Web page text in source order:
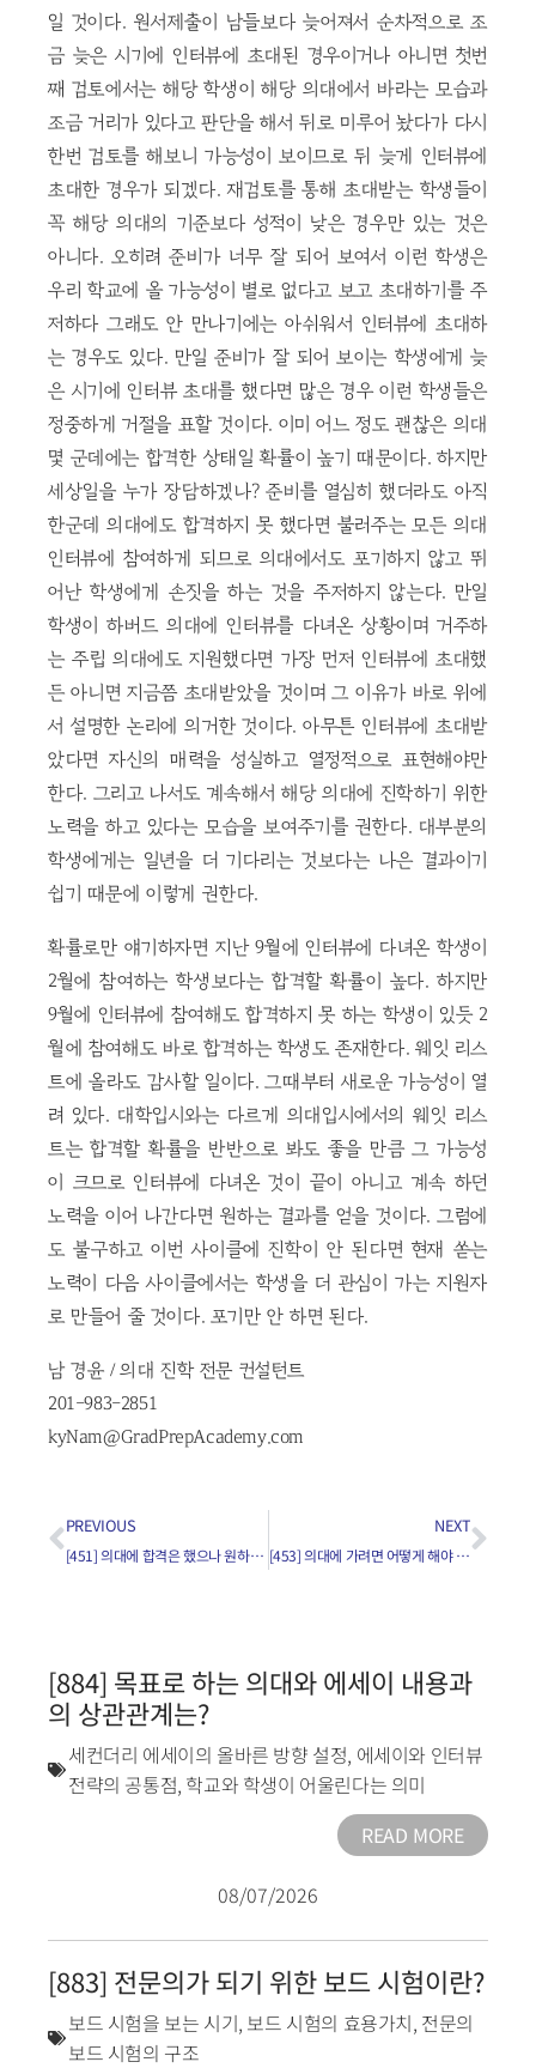
일 것이다. 원서제출이 남들보다 늦어져서 순차적으로 조
금 늦은 시기에 인터뷰에 초대된 경우이거나 아니면 첫번
째 검토에서는 해당 학생이 해당 의대에서 바라는 모습과
조금 거리가 있다고 판단을 해서 뒤로 미루어 놨다가 다시
한번 검토를 해보니 가능성이 보이므로 뒤 늦게 인터뷰에
초대한 경우가 되겠다. 재검토를 통해 초대받는 학생들이
꼭 해당 의대의 기준보다 성적이 낮은 경우만 있는 것은
아니다. 오히려 준비가 너무 잘 되어 보여서 이런 학생은
우리 학교에 올 가능성이 별로 없다고 보고 초대하기를 주
저하다 그래도 안 만나기에는 아쉬워서 인터뷰에 초대하
는 경우도 있다. 만일 준비가 잘 되어 보이는 학생에게 늦
은 시기에 인터뷰 초대를 했다면 많은 경우 이런 학생들은
정중하게 거절을 표할 것이다. 이미 어느 정도 괜찮은 의대
몇 군데에는 합격한 상태일 확률이 높기 때문이다. 하지만
세상일을 누가 장담하겠나? 준비를 열심히 했더라도 아직
한군데 의대에도 합격하지 못 했다면 불러주는 모든 의대
인터뷰에 참여하게 되므로 의대에서도 포기하지 않고 뛰
어난 학생에게 손짓을 하는 것을 주저하지 않는다. 만일
학생이 하버드 의대에 인터뷰를 다녀온 상황이며 거주하
는 주립 의대에도 지원했다면 가장 먼저 인터뷰에 초대했
든 아니면 지금쯤 초대받았을 것이며 그 이유가 바로 위에
서 설명한 논리에 의거한 것이다. 아무튼 인터뷰에 초대받
았다면 자신의 매력을 성실하고 열정적으로 표현해야만
한다. 그리고 나서도 계속해서 해당 의대에 진학하기 위한
노력을 하고 있다는 모습을 보여주기를 권한다. 대부분의
학생에게는 일년을 더 기다리는 것보다는 나은 결과이기
쉽기 때문에 이렇게 권한다.
확률로만 얘기하자면 지난 9월에 인터뷰에 다녀온 학생이
2월에 참여하는 학생보다는 합격할 확률이 높다. 하지만
9월에 인터뷰에 참여해도 합격하지 못 하는 학생이 있듯 2
월에 참여해도 바로 합격하는 학생도 존재한다. 웨잇 리스
트에 올라도 감사할 일이다. 그때부터 새로운 가능성이 열
려 있다. 대학입시와는 다르게 의대입시에서의 웨잇 리스
트는 합격할 확률을 반반으로 봐도 좋을 만큼 그 가능성
이 크므로 인터뷰에 다녀온 것이 끝이 아니고 계속 하던
노력을 이어 나간다면 원하는 결과를 얻을 것이다. 그럼에
도 불구하고 이번 사이클에 진학이 안 된다면 현재 쏟는
노력이 다음 사이클에서는 학생을 더 관심이 가는 지원자
로 만들어 줄 것이다. 포기만 안 하면 된다.
남 경윤 / 의대 진학 전문 컨설턴트
201-983-2851
kyNam@GradPrepAcademy.com
PREVIOUS
[451] 의대에 합격은 했으나 원하는 의대에는 합격하지 못 한 경우(2)
NEXT
[453] 의대에 가려면 어떻게 해야 하나요?
[884] 목표로 하는 의대와 에세이 내용과
의 상관관계는?
세컨더리 에세이의 올바른 방향 설정, 에세이와 인터뷰
전략의 공통점, 학교와 학생이 어울린다는 의미
READ MORE
08/07/2026
[883] 전문의가 되기 위한 보드 시험이란?
보드 시험을 보는 시기, 보드 시험의 효용가치, 전문의
보드 시험의 구조